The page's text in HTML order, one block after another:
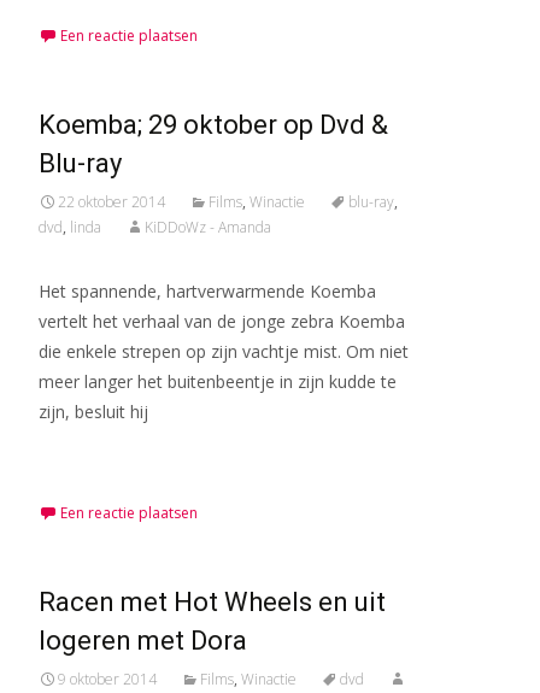
Een reactie plaatsen
Koemba; 29 oktober op Dvd &
Blu-ray
22 oktober 2014 Films, Winactie blu-ray,
dvd, linda KiDDoWz - Amanda
Het spannende, hartverwarmende Koemba
vertelt het verhaal van de jonge zebra Koemba
die enkele strepen op zijn vachtje mist. Om niet
meer langer het buitenbeentje in zijn kudde te
zijn, besluit hij
Een reactie plaatsen
Racen met Hot Wheels en uit
logeren met Dora
9 oktober 2014 Films, Winactie
dvd